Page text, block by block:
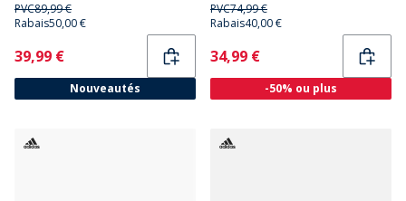
PVC89,99 €
Rabais50,00 €
Current
39,99 €
Nouveautés
PVC74,99 €
Rabais40,00 €
Current
34,99 €
-50% ou plus